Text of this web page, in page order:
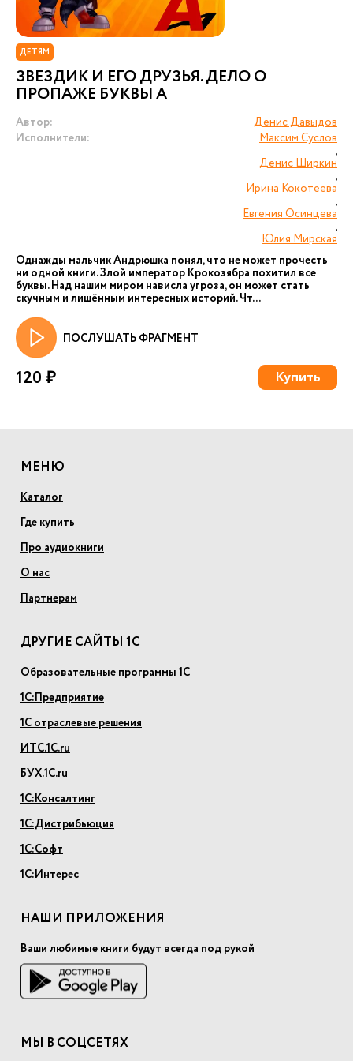
ДЕТЯМ
ЗВЕЗДИК И ЕГО ДРУЗЬЯ. ДЕЛО О
ПРОПАЖЕ БУКВЫ А
Автор:
Денис Давыдов
Исполнители:
Максим Суслов
,
Денис Ширкин
,
Ирина Кокотеева
,
Евгения Осинцева
,
Юлия Мирская
Однажды мальчик Андрюшка понял, что не может прочесть
ни одной книги. Злой император Крокозябра похитил все
буквы. Над нашим миром нависла угроза, он может стать
скучным и лишённым интересных историй. Чт...
ПОСЛУШАТЬ ФРАГМЕНТ
120 ₽ Купить
МЕНЮ
Каталог
Где купить
Про аудиокниги
О нас
Партнерам
ДРУГИЕ САЙТЫ 1С
Образовательные программы 1С
1С:Предприятие
1С отраслевые решения
ИТС.1С.ru
БУХ.1С.ru
1С:Консалтинг
1С:Дистрибьюция
1С:Софт
1С:Интерес
НАШИ ПРИЛОЖЕНИЯ
Ваши любимые книги будут всегда под рукой
МЫ В СОЦСЕТЯХ